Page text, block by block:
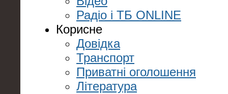
Радіо і ТБ ONLINE
Корисне
Довідка
Транспорт
Приватні оголошення
Література